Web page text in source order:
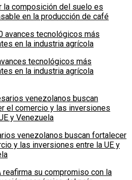
la composición del suelo es
en la producción de café
tecnológicos más
en la industria agrícola
venezolanos buscan fortalecer
y las inversiones entre la UE y